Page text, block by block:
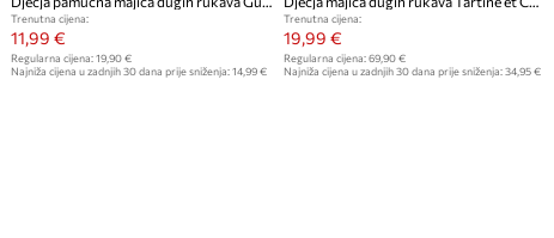
Trenutna cijena:
11,99 €
Regularna cijena: 19,90 €
Najniža cijena u zadnjih 30 dana prije sniženja: 14,99 €
Trenutna cijena:
19,99 €
Regularna cijena: 69,90 €
Najniža cijena u zadnjih 30 dana prije sniženja: 34,95 €